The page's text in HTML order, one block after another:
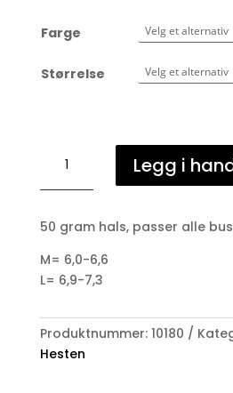
Farge
Størrelse
Equine
Buster
rug
50
gr
Legg i
50 gram hals, passer alle
M= 6,0-6,6
L= 6,9-7,3
Produktnummer: 10180
Hesten